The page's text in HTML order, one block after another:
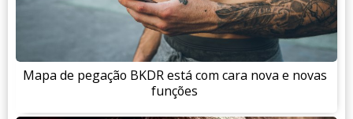
Mapa de pegação BKDR está com cara nova e novas
funções